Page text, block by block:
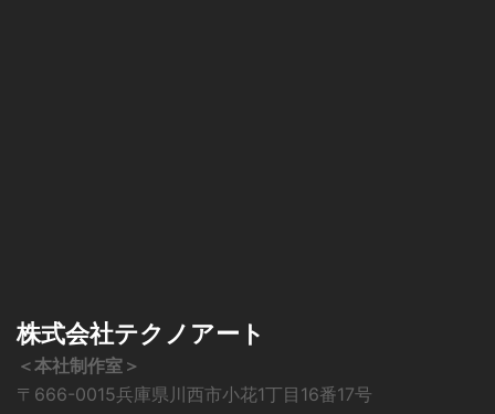
株式会社テクノアート
＜本社制作室＞
〒666-0015兵庫県川西市小花1丁目16番17号